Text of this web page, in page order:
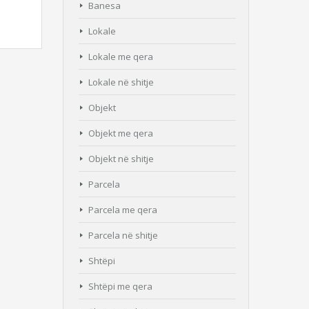
Banesa
Lokale
Lokale me qera
Lokale në shitje
Objekt
Objekt me qera
Objekt në shitje
Parcela
Parcela me qera
Parcela në shitje
Shtëpi
Shtëpi me qera